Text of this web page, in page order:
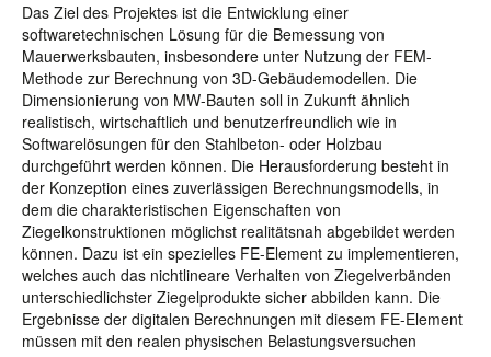
Das Ziel des Projektes ist die Entwicklung einer
softwaretechnischen Lösung für die Bemessung von
Mauerwerksbauten, insbesondere unter Nutzung der FEM-
Methode zur Berechnung von 3D-Gebäudemodellen. Die
Dimensionierung von MW-Bauten soll in Zukunft ähnlich
realistisch, wirtschaftlich und benutzerfreundlich wie in
Softwarelösungen für den Stahlbeton- oder Holzbau
durchgeführt werden können. Die Herausforderung besteht in
der Konzeption eines zuverlässigen Berechnungsmodells, in
dem die charakteristischen Eigenschaften von
Ziegelkonstruktionen möglichst realitätsnah abgebildet werden
können. Dazu ist ein spezielles FE-Element zu implementieren,
welches auch das nichtlineare Verhalten von Ziegelverbänden
unterschiedlichster Ziegelprodukte sicher abbilden kann. Die
Ergebnisse der digitalen Berechnungen mit diesem FE-Element
müssen mit den realen physischen Belastungsversuchen